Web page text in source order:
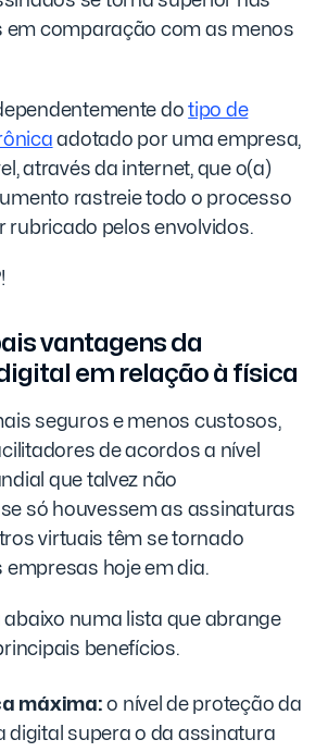
em comparação com as menos
dotipo de
adotado por uma empresa,
através da internet, que o(a)
rastreie todo o processo
rubricado pelos envolvidos.
vantagens da
em relação à física
seguros e menos custosos,
de acordos a nível
que talvez não
só houvessem as assinaturas
virtuais têm se tornado
empresas hoje em dia.
abaixo numa lista que abrange
benefícios.
máxima: o nível de proteção da
digital supera o da assinatura